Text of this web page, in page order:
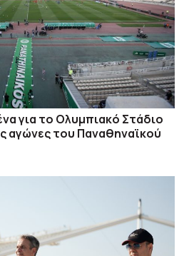
για το Ολυμπιακό Στάδιο
αγώνες του Παναθηναϊκού